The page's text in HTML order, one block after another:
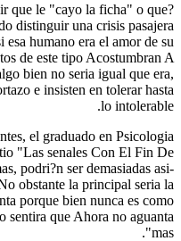
que le "cayo la ficha" o que
distinguir una crisis pasajera
humano era el amor de su
de este tipo Acostumbran A
bien no seri­a igual que era,
e insisten en tolerar hasta
lo intolerable.
el graduado en Psicologia
"Las senales Con El Fin De
podri?n ser demasiadas asi­
obstante la principal seri­a la
porque bien nunca es como
sentira que Ahora no aguanta
mas".